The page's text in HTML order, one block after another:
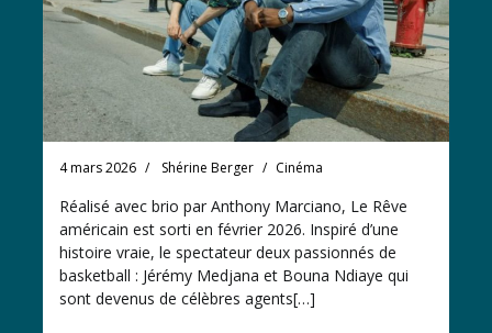
4 mars 2026 Shérine Berger Cinéma
Réalisé avec brio par Anthony Marciano, Le Rêve
américain est sorti en février 2026. Inspiré d’une
histoire vraie, le spectateur deux passionnés de
basketball : Jérémy Medjana et Bouna Ndiaye qui
sont devenus de célèbres agents[…]